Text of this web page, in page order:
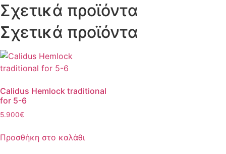
Σχετικά προϊόντα
Σχετικά προϊόντα
Calidus Hemlock traditional
for 5-6
5.900€
Προσθήκη στο καλάθι